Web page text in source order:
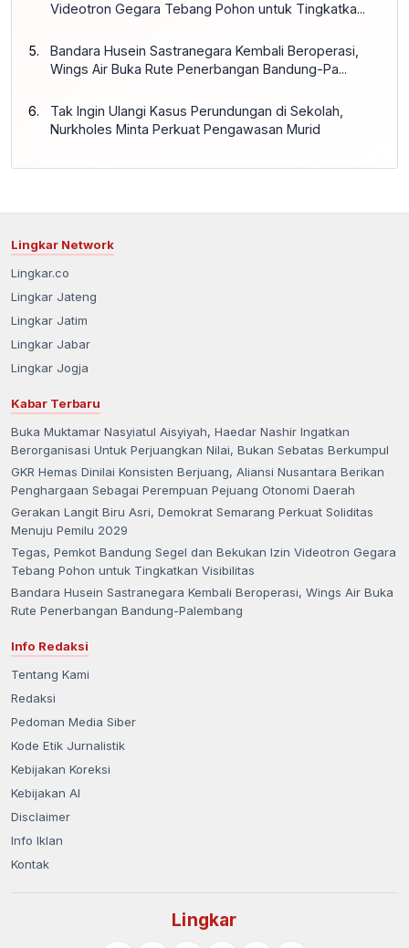
Videotron Gegara Tebang Pohon untuk Tingkatka...
Bandara Husein Sastranegara Kembali Beroperasi,
Wings Air Buka Rute Penerbangan Bandung-Pa...
Tak Ingin Ulangi Kasus Perundungan di Sekolah,
Nurkholes Minta Perkuat Pengawasan Murid
Lingkar Network
Lingkar.co
Lingkar Jateng
Lingkar Jatim
Lingkar Jabar
Lingkar Jogja
Kabar Terbaru
Buka Muktamar Nasyiatul Aisyiyah, Haedar Nashir Ingatkan
Berorganisasi Untuk Perjuangkan Nilai, Bukan Sebatas Berkumpul
GKR Hemas Dinilai Konsisten Berjuang, Aliansi Nusantara Berikan
Penghargaan Sebagai Perempuan Pejuang Otonomi Daerah
Gerakan Langit Biru Asri, Demokrat Semarang Perkuat Soliditas
Menuju Pemilu 2029
Tegas, Pemkot Bandung Segel dan Bekukan Izin Videotron Gegara
Tebang Pohon untuk Tingkatkan Visibilitas
Bandara Husein Sastranegara Kembali Beroperasi, Wings Air Buka
Rute Penerbangan Bandung-Palembang
Info Redaksi
Tentang Kami
Redaksi
Pedoman Media Siber
Kode Etik Jurnalistik
Kebijakan Koreksi
Kebijakan AI
Disclaimer
Info Iklan
Kontak
Lingkar